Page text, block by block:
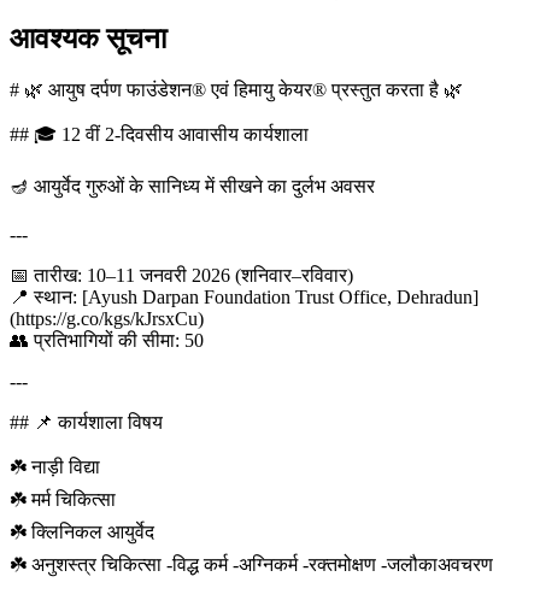
आवश्यक सूचना
# 🌿 आयुष दर्पण फाउंडेशन® एवं हिमायु केयर® प्रस्तुत करता है 🌿
## 🎓 12 वीं 2-दिवसीय आवासीय कार्यशाला
🪔 आयुर्वेद गुरुओं के सानिध्य में सीखने का दुर्लभ अवसर
---
📅 तारीख: 10–11 जनवरी 2026 (शनिवार–रविवार)
📍 स्थान: [Ayush Darpan Foundation Trust Office, Dehradun]
(https://g.co/kgs/kJrsxCu)
👥 प्रतिभागियों की सीमा: 50
---
## 📌 कार्यशाला विषय
☘️ नाड़ी विद्या
☘️ मर्म चिकित्सा
☘️ क्लिनिकल आयुर्वेद
☘️ अनुशस्त्र चिकित्सा -विद्ध कर्म -अग्निकर्म -रक्तमोक्षण -जलौकाअवचरण